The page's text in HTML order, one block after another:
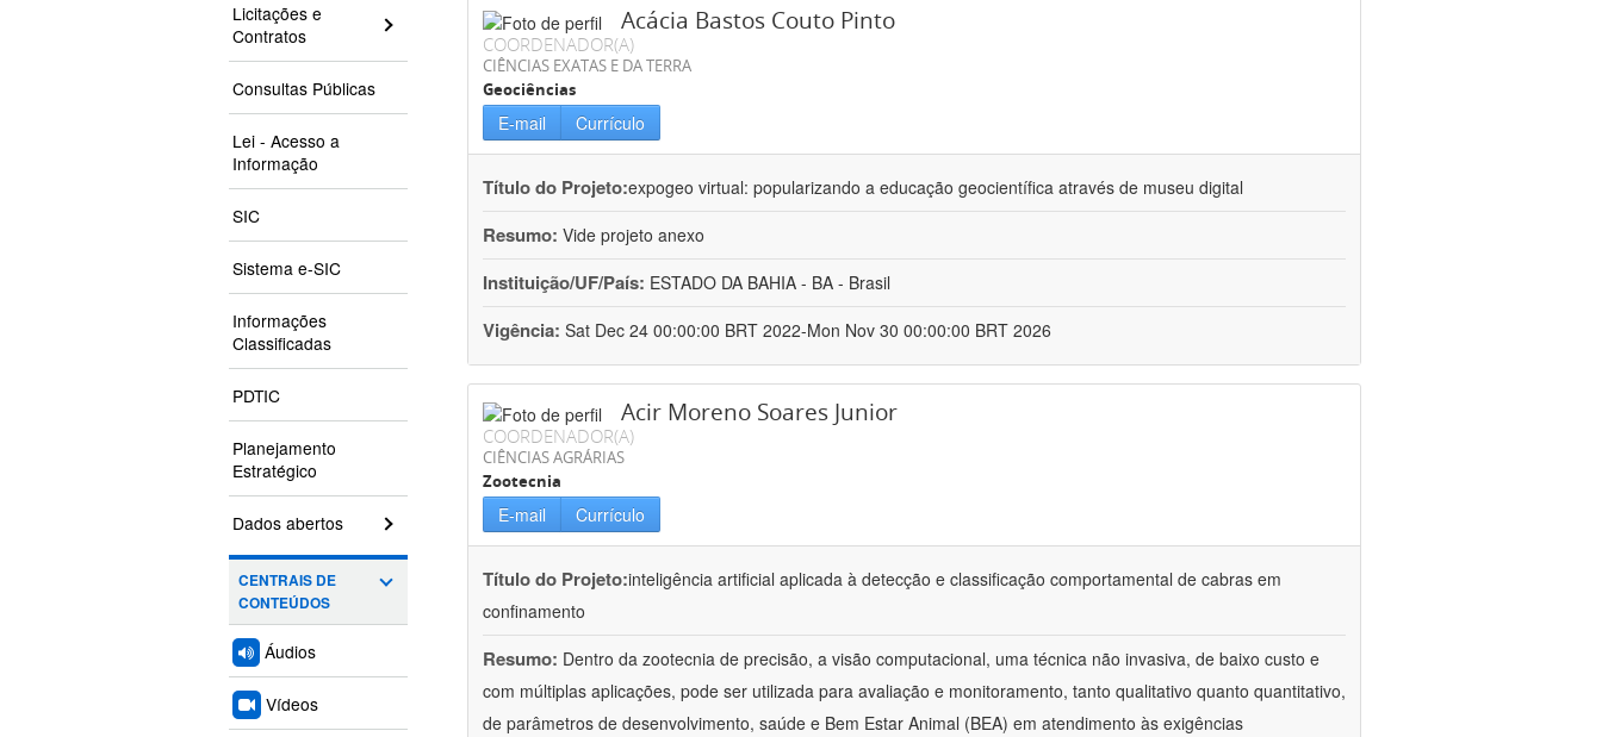
Licitações e
Contratos
Consultas Públicas
Lei - Acesso a
Informação
SIC
Sistema e-SIC
Informações
Classificadas
PDTIC
Planejamento
Estratégico
Dados abertos
CENTRAIS DE
CONTEÚDOS
Áudios
Vídeos
Acácia Bastos Couto Pinto
COORDENADOR(A)
CIÊNCIAS EXATAS E DA TERRA
Geociências
E-mail Currículo
Título do Projeto:expogeo virtual: popularizando a educação geocientífica através de museu digital
Resumo: Vide projeto anexo
Instituição/UF/País: ESTADO DA BAHIA - BA - Brasil
Vigência: Sat Dec 24 00:00:00 BRT 2022-Mon Nov 30 00:00:00 BRT 2026
Acir Moreno Soares Junior
COORDENADOR(A)
CIÊNCIAS AGRÁRIAS
Zootecnia
E-mail Currículo
Título do Projeto:inteligência artificial aplicada à detecção e classificação comportamental de cabras em
confinamento
Resumo: Dentro da zootecnia de precisão, a visão computacional, uma técnica não invasiva, de baixo custo e
com múltiplas aplicações, pode ser utilizada para avaliação e monitoramento, tanto qualitativo quanto quantitativo,
de parâmetros de desenvolvimento, saúde e Bem Estar Animal (BEA) em atendimento às exigências